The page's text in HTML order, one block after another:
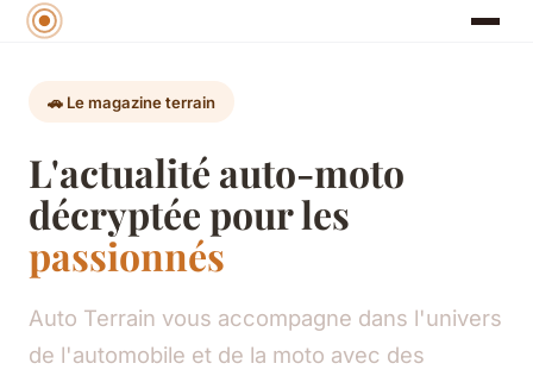
🚗 Le magazine terrain
L'actualité auto-moto
décryptée pour les
passionnés
Auto Terrain vous accompagne dans l'univers
de l'automobile et de la moto avec des